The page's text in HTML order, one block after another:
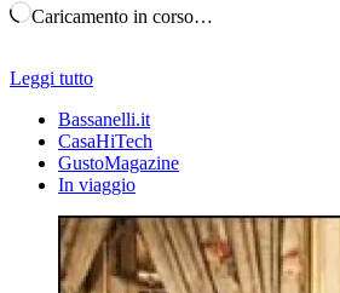
Caricamento in corso…
Leggi tutto
Bassanelli.it
CasaHiTech
GustoMagazine
In viaggio